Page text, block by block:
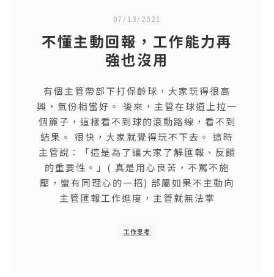
07/13/2021
不懂主動回報，工作能力再
強也沒用
有個主管帶部下打保齡球，大家玩得很高
興，氣份相當好。 後來，主管在球道上拉一
個簾子，這樣看不到球的滾動路線，看不到
結果。 很快，大家就覺得玩不下去。 這時
主管說：「這是為了讓大家了解匯報、反饋
的重要性。」( 真是用心良苦，不罵不施
壓，蠻有同理心的一招) 部屬如果不主動向
主管匯報工作進度，主管就無法掌
工作思考